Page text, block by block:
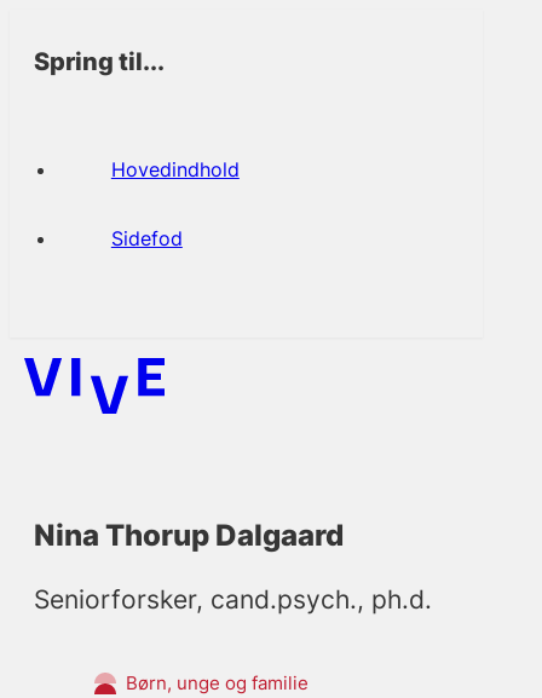
Spring til...
Hovedindhold
Sidefod
Nina Thorup Dalgaard
Seniorforsker, cand.psych., ph.d.
Børn, unge og familie